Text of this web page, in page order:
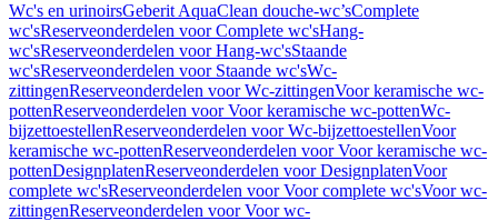
Wc's en urinoirsGeberit AquaClean douche-wc’sComplete
wc'sReserveonderdelen voor Complete wc'sHang-
wc'sReserveonderdelen voor Hang-wc'sStaande
wc'sReserveonderdelen voor Staande wc'sWc-
zittingenReserveonderdelen voor Wc-zittingenVoor keramische wc-
pottenReserveonderdelen voor Voor keramische wc-pottenWc-
bijzettoestellenReserveonderdelen voor Wc-bijzettoestellenVoor
keramische wc-pottenReserveonderdelen voor Voor keramische wc-
pottenDesignplatenReserveonderdelen voor DesignplatenVoor
complete wc'sReserveonderdelen voor Voor complete wc'sVoor wc-
zittingenReserveonderdelen voor Voor wc-